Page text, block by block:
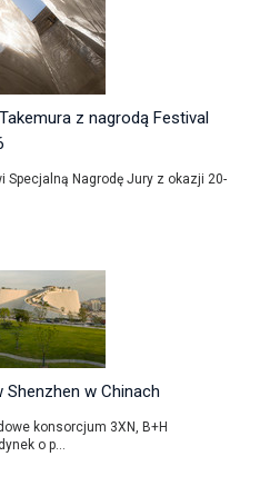
z nagrodą Festival
Specjalną Nagrodę Jury z okazji 20-
w Chinach
konsorcjum 3XN, B+H
o p...